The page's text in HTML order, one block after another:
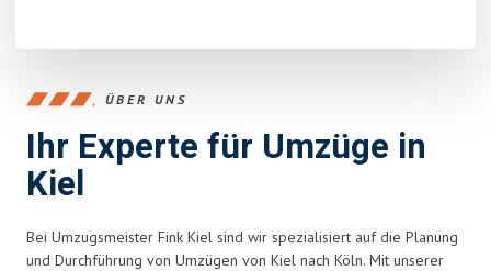
ÜBER UNS
Ihr Experte für Umzüge in
Kiel
Bei Umzugsmeister Fink Kiel sind wir spezialisiert auf die Planung
und Durchführung von Umzügen von Kiel nach Köln. Mit unserer